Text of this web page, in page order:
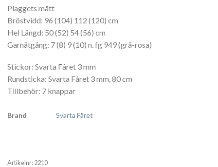
Plaggets mått
Bröstvidd: 96 (104) 112 (120) cm
Hel Längd: 50 (52) 54 (56) cm
Garnåtgång: 7 (8) 9 (10) n. fg 949 (grå-rosa)
Stickor: Svarta Fåret 3 mm
Rundsticka: Svarta Fåret 3 mm, 80 cm
Tillbehör: 7 knappar
Brand Svarta Fåret
Artikelnr:2210